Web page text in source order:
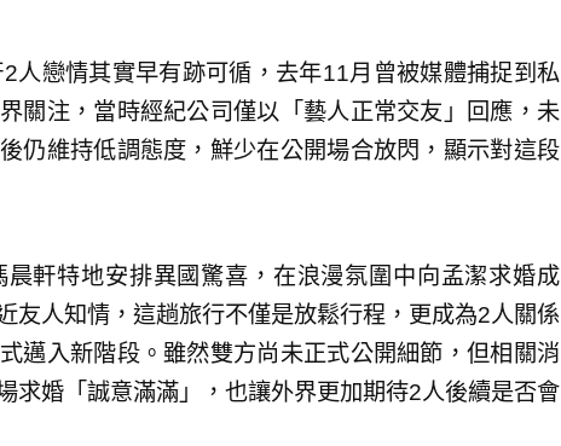
人戀情其實早有跡可循，去年11月曾被媒體捕捉到私
關注，當時經紀公司僅以「藝人正常交友」回應，未
仍維持低調態度，鮮少在公開場合放閃，顯示對這段
軒特地安排異國驚喜，在浪漫氛圍中向孟潔求婚成
友人知情，這趟旅行不僅是放鬆行程，更成為2人關係
邁入新階段。雖然雙方尚未正式公開細節，但相關消
求婚「誠意滿滿」，也讓外界更加期待2人後續是否會